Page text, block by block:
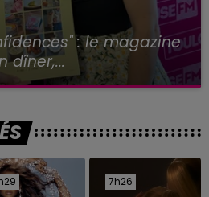
: le magazine
dîner,...
7h26
7h26